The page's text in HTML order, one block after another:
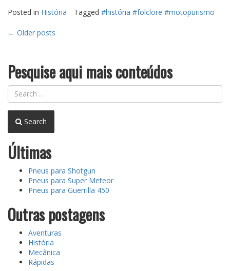
do
Posted in História Tagged #história #folclore #motopurismo
Posts
← Older posts
Pesquise aqui mais conteúdos
Search
Últimas
Pneus para Shotgun
Pneus para Super Meteor
Pneus para Guerrilla 450
Outras postagens
Aventuras
História
Mecânica
Rápidas